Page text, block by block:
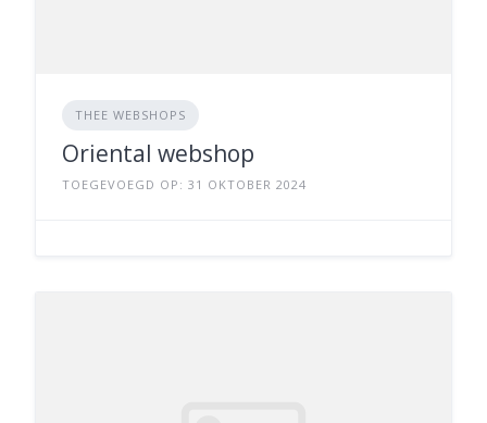
THEE WEBSHOPS
Oriental webshop
TOEGEVOEGD OP: 31 OKTOBER 2024